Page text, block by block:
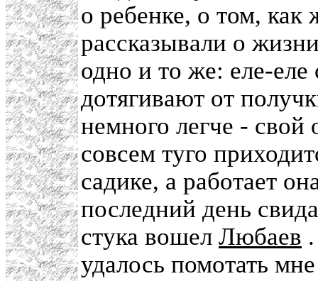
о ребенке, о том, как
рассказывали о
одно и то же: еле-
дотягивают от
немного легче -
совсем туго
садике, а работает
последний день
стука вошел Любаев
удалось помотать